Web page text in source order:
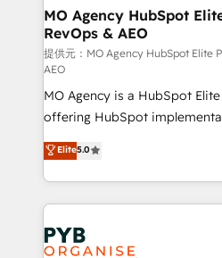
architectures that accelerate
performance. - Multi-object CRM migration, cleanup,
and implementation. - Pre-
integrations across your full
object setup, CMS builds, and
- Dashboards, lifecycle
nurturing sequences. - Cross-
Marketing, Sales, Operations,
Ongoing optimization,
scalable retainers. Let’s make HubSpot your most
powerful growth engine. Built
drive results.
MO Agency HubSpot
RevOps & AEO
提供元：MO Agency HubSpot Elite
AEO
MO Agency is a HubSpot
offering HubSpot
automation, CRM and RevOps
architecture, sales
lead scoring and revenue
Salesforce and integrated
Marketing, Answer Engine
Generative Engine
Elite5.0